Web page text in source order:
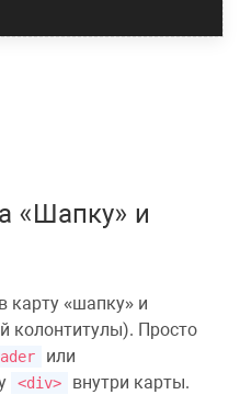
«Шапку» и
карту «шапку» и
колонтитулы). Просто
или
<div> внутри карты.